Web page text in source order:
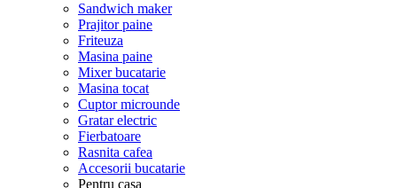
Sandwich maker
Prajitor paine
Friteuza
Masina paine
Mixer bucatarie
Masina tocat
Cuptor microunde
Gratar electric
Fierbatoare
Rasnita cafea
Accesorii bucatarie
Pentru casa